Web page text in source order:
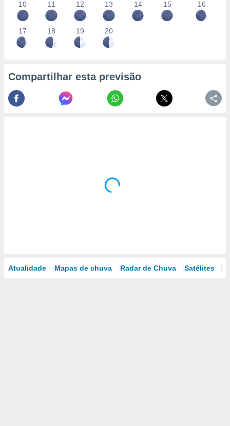
10 11 12 13 14 15 16
17 18 19 20
Compartilhar esta previsão
Atualidade Mapas de chuva Radar de Chuva Satélites